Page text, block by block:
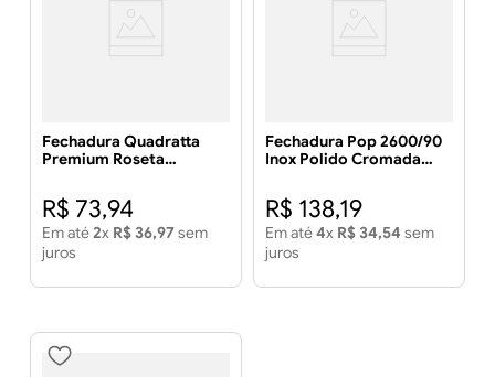
Fechadura Quadratta
Premium Roseta
Cromada Externa -
ALIANÇA
R$ 73,94
Em até2x R$ 36,97 sem
juros
Fechadura Pop 2600/90
Inox Polido Cromada
R$ 138,19
Em até4x R$ 34,54 sem
juros